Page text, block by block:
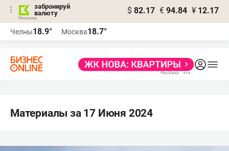
забронируй
валюту
$ 82.17 € 94.84 ¥ 12.17
Челны18.9° Москва18.7°
Материалы за 17 Июня 2024